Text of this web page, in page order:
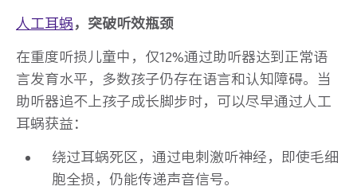
人工耳蜗，突破听效瓶颈
在重度听损儿童中，仅12%通过助听器达到正常语
言发育水平，多数孩子仍存在语言和认知障碍。当
助听器追不上孩子成长脚步时，可以尽早通过人工
耳蜗获益：
绕过耳蜗死区，通过电刺激听神经，即使毛细
胞全损，仍能传递声音信号。